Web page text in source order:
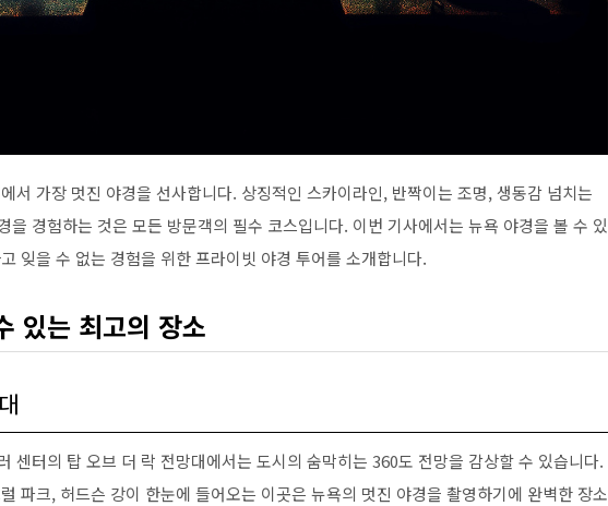
서 가장 멋진 야경을 선사합니다. 상징적인 스카이라인, 반짝이는 조명, 생동감 넘치는
을 경험하는 것은 모든 방문객의 필수 코스입니다. 이번 기사에서는 뉴욕 야경을 볼 수 있
잊을 수 없는 경험을 위한 프라이빗 야경 투어를 소개합니다.
있는 최고의 장소
센터의 탑 오브 더 락 전망대에서는 도시의 숨막히는 360도 전망을 감상할 수 있습니다.
파크, 허드슨 강이 한눈에 들어오는 이곳은 뉴욕의 멋진 야경을 촬영하기에 완벽한 장소